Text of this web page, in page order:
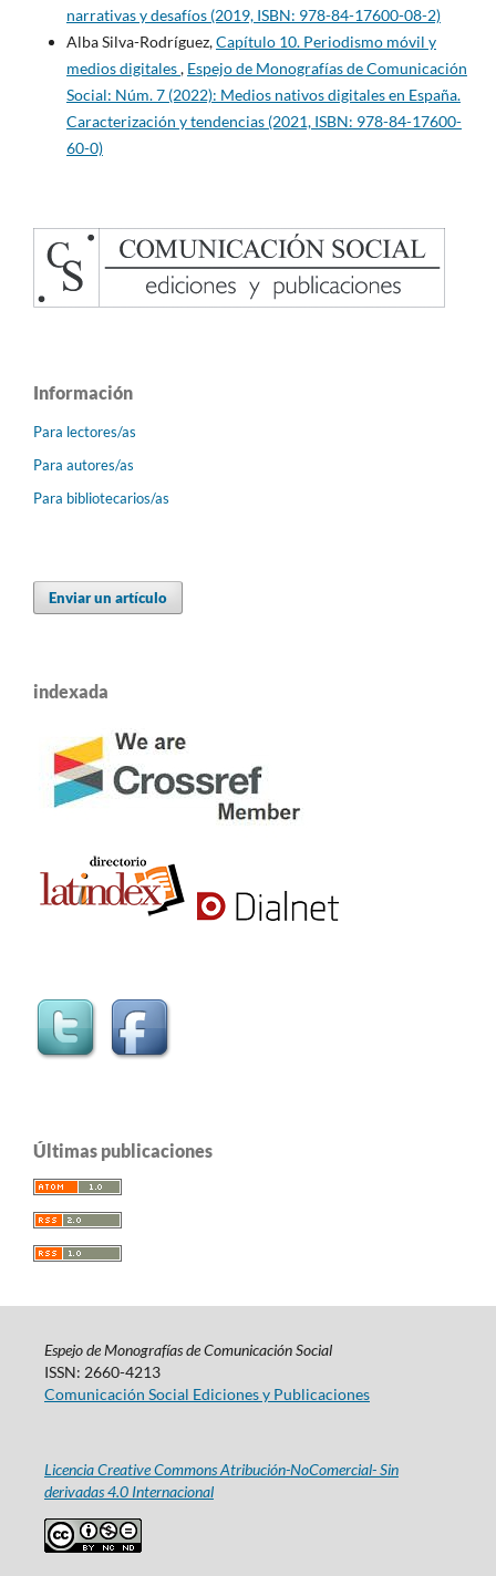
narrativas y desafíos (2019, ISBN: 978-84-17600-08-2)
Alba Silva-Rodríguez,Capítulo 10. Periodismo móvil y
medios digitales, Espejo de Monografías de Comunicación
Social: Núm. 7 (2022): Medios nativos digitales en España.
Caracterización y tendencias (2021, ISBN: 978-84-17600-
60-0)
Información
Para lectores/as
Para autores/as
Para bibliotecarios/as
Enviar un artículo
indexada
Últimas publicaciones
Espejo de Monografías de Comunicación Social
ISSN: 2660-4213
Comunicación Social Ediciones y Publicaciones
Licencia Creative Commons Atribución-NoComercial- Sin
derivadas 4.0 Internacional